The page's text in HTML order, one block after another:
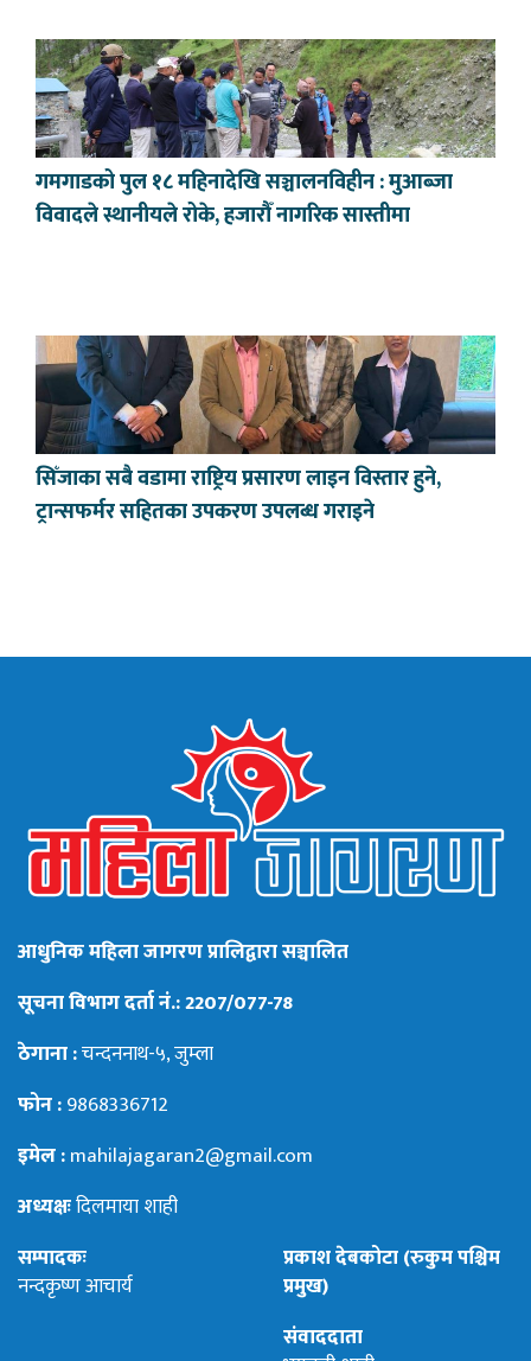
गमगाडको पुल १८ महिनादेखि सञ्चालनविहीन : मुआब्जा
विवादले स्थानीयले रोके, हजारौँ नागरिक सास्तीमा
सिँजाका सबै वडामा राष्ट्रिय प्रसारण लाइन विस्तार हुने,
ट्रान्सफर्मर सहितका उपकरण उपलब्ध गराइने
आधुनिक महिला जागरण प्रालिद्वारा सञ्चालित
सूचना विभाग दर्ता नं.: 2207/077-78
ठेगाना :चन्दननाथ-५, जुम्ला
फोन :9868336712
इमेल :mahilajagaran2@gmail.com
अध्यक्षःदिलमाया शाही
सम्पादकः
नन्दकृष्ण आचार्य
प्रकाश देबकोटा (रुकुम पश्चिम
प्रमुख)
संवाददाता